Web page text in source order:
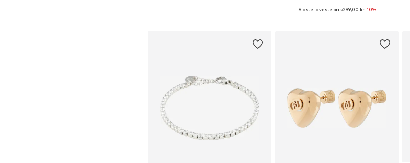
Tilgængelige størrelser: One Size
Sidste laveste pris:299,00 kr-10%